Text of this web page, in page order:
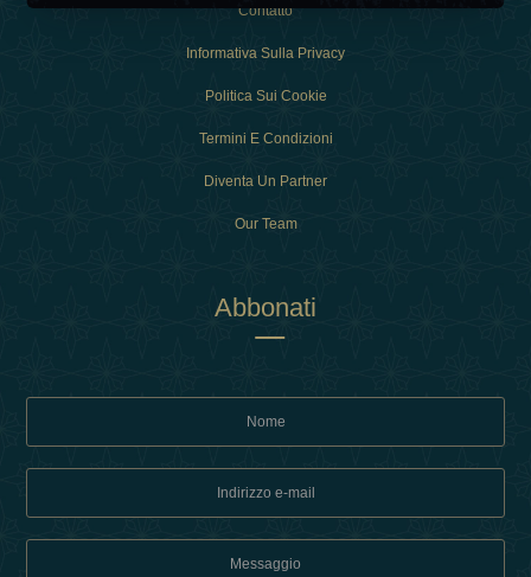
Contatto
Informativa Sulla Privacy
Politica Sui Cookie
Termini E Condizioni
Diventa Un Partner
Our Team
Abbonati